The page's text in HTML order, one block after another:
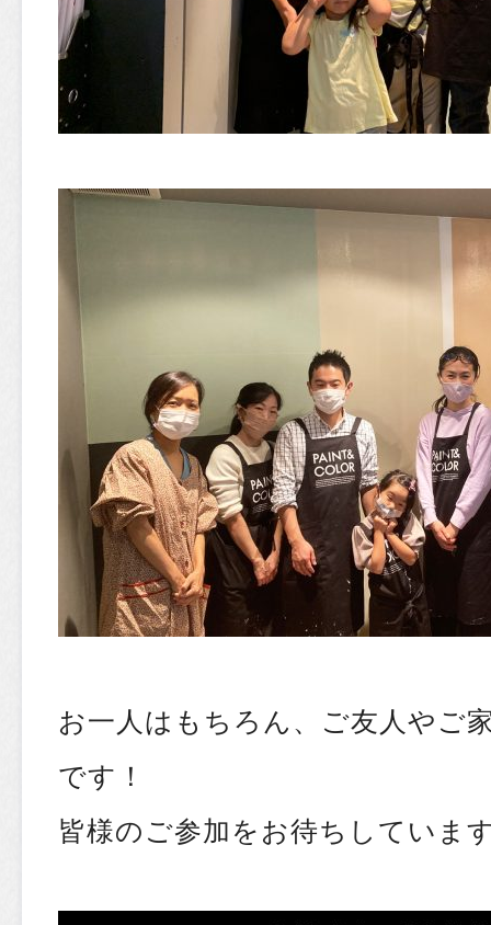
お一人はもちろん、ご友人やご
です！
皆様のご参加をお待ちしていま